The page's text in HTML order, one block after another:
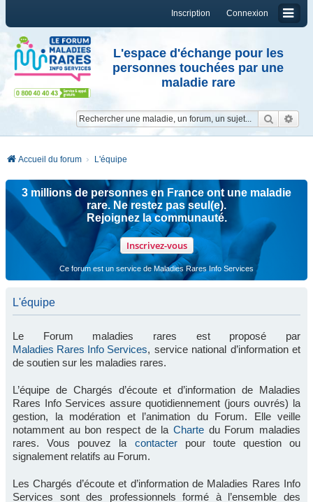
Connexion
Inscription
L'espace d'échange pour les
personnes touchées par une
maladie rare
Accueil du forum L'équipe
3 millions de personnes en France ont une maladie
rare. Ne restez pas seul(e).
Rejoignez la communauté.
Inscrivez-vous
Ce forum est un service de Maladies Rares Info Services
L'équipe
Le Forum maladies rares est proposé par
Maladies Rares Info Services, service national d’information et
de soutien sur les maladies rares.
L’équipe de Chargés d’écoute et d’information de Maladies
Rares Info Services assure quotidiennement (jours ouvrés) la
gestion, la modération et l’animation du Forum. Elle veille
notamment au bon respect de la Charte du Forum maladies
rares. Vous pouvez la contacterpour toute question ou
signalement relatifs au Forum.
Les Chargés d’écoute et d’information de Maladies Rares Info
Services sont des professionnels formé à l’ensemble des